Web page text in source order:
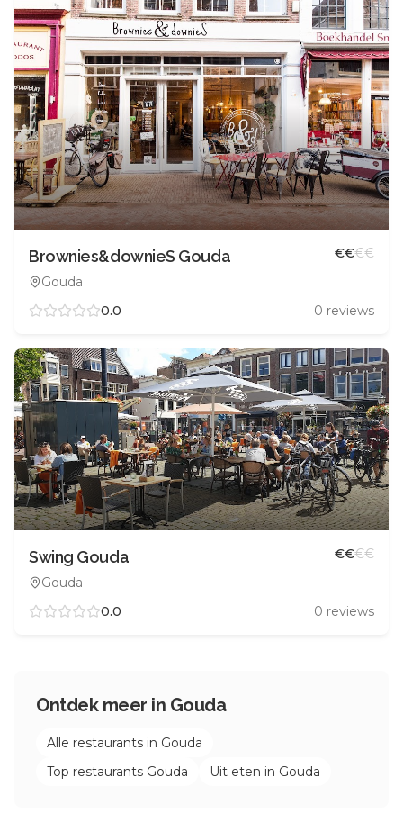
Brownies&downieS Gouda
Gouda
€€€€
0.0 0 reviews
Swing Gouda
Gouda
€€€€
0.0 0 reviews
Ontdek meer in Gouda
Alle restaurants in Gouda
Top restaurants Gouda Uit eten in Gouda